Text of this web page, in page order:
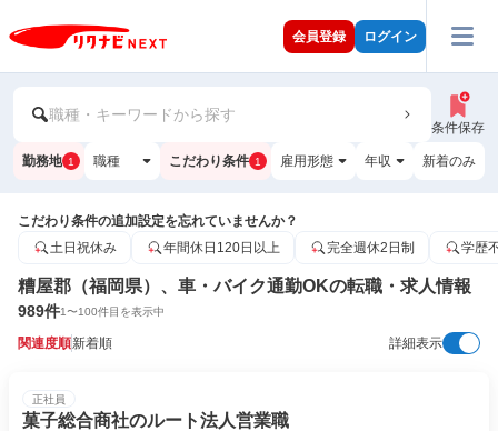
会員登録 ログイン
職種・キーワードから探す
条件保存
勤務地 1 職種 こだわり条件 1 雇用形態 年収 新着のみ
こだわり条件の追加設定を忘れていませんか？
土日祝休み
年間休日120日以上 完全週休2日制 学歴
糟屋郡（福岡県）、車・バイク通勤OKの転職・求人情報
989件1〜100件目を表示中
関連度順新着順 詳細表示
正社員
菓子総合商社のルート法人営業職